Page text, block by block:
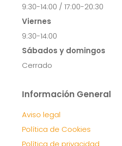
9:30-14:00 / 17:00-20:30
Viernes
9:30-14:00
Sábados y domingos
Cerrado
Información General
Aviso legal
Política de Cookies